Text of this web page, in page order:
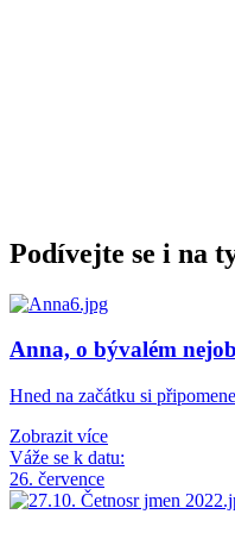
Podívejte se i na
Anna, o bývalém
Hned na začátku si
Zobrazit více
Váže se k datu:
26. července